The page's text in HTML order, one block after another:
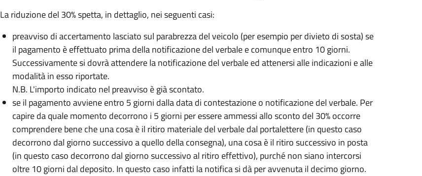
La riduzione del 30% spetta, in dettaglio, nei seguenti casi:
preavviso di accertamento lasciato sul parabrezza del veicolo (per esempio per divieto di sosta) se
il pagamento è effettuato prima della notificazione del verbale e comunque entro 10 giorni.
Successivamente si dovrà attendere la notificazione del verbale ed attenersi alle indicazioni e alle
modalità in esso riportate.
N.B. L'importo indicato nel preavviso è già scontato.
se il pagamento avviene entro 5 giorni dalla data di contestazione o notificazione del verbale. Per
capire da quale momento decorrono i 5 giorni per essere ammessi allo sconto del 30% occorre
comprendere bene che una cosa è il ritiro materiale del verbale dal portalettere (in questo caso
decorrono dal giorno successivo a quello della consegna), una cosa è il ritiro successivo in posta
(in questo caso decorrono dal giorno successivo al ritiro effettivo), purché non siano intercorsi
oltre 10 giorni dal deposito. In questo caso infatti la notifica si dà per avvenuta il decimo giorno.